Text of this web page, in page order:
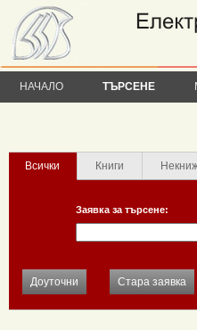
НАЧАЛО ТЪРСЕНЕ
Всички Книги
Заявка за търсене:
Доуточни Стара заявка